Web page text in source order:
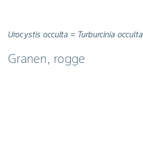
Urocystis occulta = Turburcinia occulta
Granen, rogge